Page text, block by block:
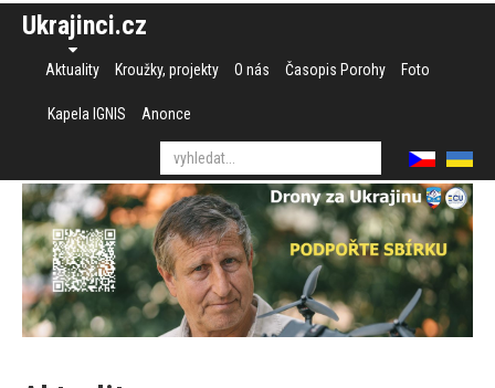
Ukrajinci.cz
Aktuality Kroužky, projekty O nás Časopis Porohy Foto
Kapela IGNIS Anonce